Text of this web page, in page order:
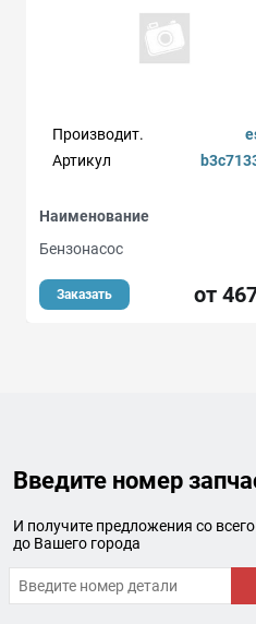
Производит.
Артикул
Наименование
Бензонасос
Заказать от
Введите номер
И получите предложения со
до Вашего города